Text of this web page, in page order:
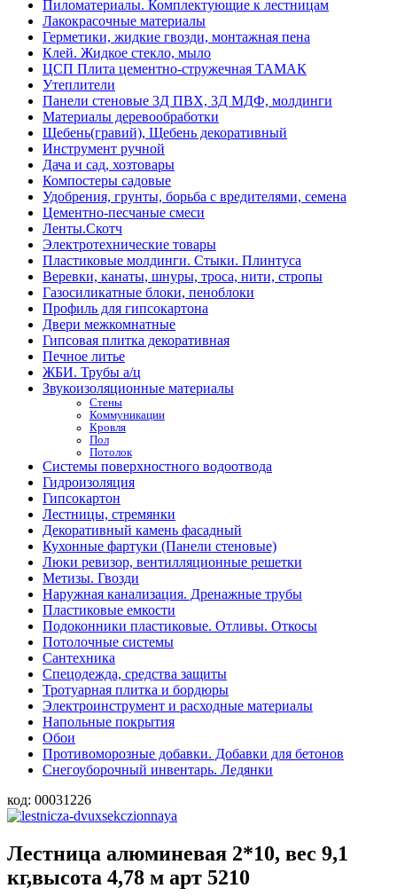
Пиломатериалы. Комплектующие к лестницам
Лакокрасочные материалы
Герметики, жидкие гвозди, монтажная пена
Клей. Жидкое стекло, мыло
ЦСП Плита цементно-стружечная ТАМАК
Утеплители
Панели стеновые 3Д ПВХ, 3Д МДФ, молдинги
Материалы деревообработки
Щебень(гравий), Щебень декоративный
Инструмент ручной
Дача и сад, хозтовары
Компостеры садовые
Удобрения, грунты, борьба с вредителями, семена
Цементно-песчаные смеси
Ленты.Скотч
Электротехнические товары
Пластиковые молдинги. Стыки. Плинтуса
Веревки, канаты, шнуры, троса, нити, стропы
Газосиликатные блоки, пеноблоки
Профиль для гипсокартона
Двери межкомнатные
Гипсовая плитка декоративная
Печное литье
ЖБИ. Трубы а/ц
Звукоизоляционные материалы
Стены
Коммуникации
Кровля
Пол
Потолок
Системы поверхностного водоотвода
Гидроизоляция
Гипсокартон
Лестницы, стремянки
Декоративный камень фасадный
Кухонные фартуки (Панели стеновые)
Люки ревизор, вентилляционные решетки
Метизы. Гвозди
Наружная канализация. Дренажные трубы
Пластиковые емкости
Подоконники пластиковые. Отливы. Откосы
Потолочные системы
Сантехника
Спецодежда, средства защиты
Тротуарная плитка и бордюры
Электроинструмент и расходные материалы
Напольные покрытия
Обои
Противоморозные добавки. Добавки для бетонов
Снегоуборочный инвентарь. Ледянки
код: 00031226
Лестница алюминевая 2*10, вес 9,1
кг,высота 4,78 м арт 5210